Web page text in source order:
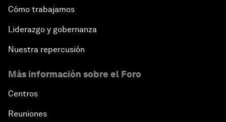
Cómo trabajamos
Liderazgo y gobernanza
Nuestra repercusión
Más información sobre el Foro
Centros
Reuniones